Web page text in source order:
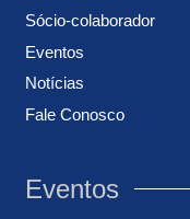
Sócio-colaborador
Eventos
Notícias
Fale Conosco
Eventos